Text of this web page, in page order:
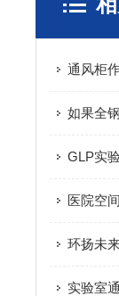
通风柜
如果全